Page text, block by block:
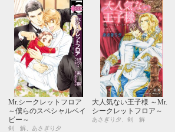
Mr.シークレットフロア
～僕らのスペシャルベイ
ビー～
剣 解、あさぎり夕
大人気ない王子様 ～Mr.
シークレットフロア～
あさぎり夕、剣 解